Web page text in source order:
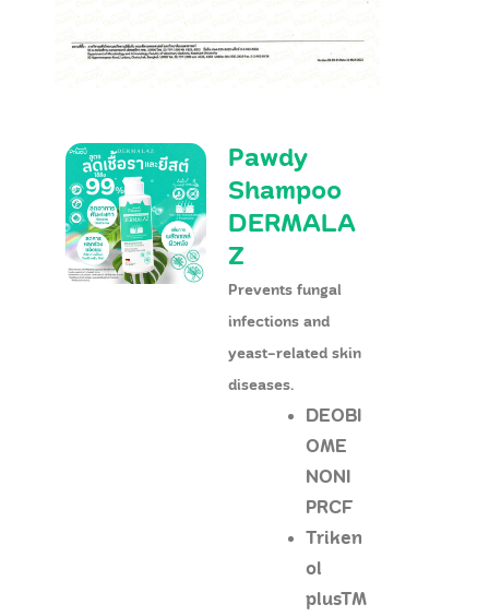
Pawdy
Shampoo
DERMALA
Z
Prevents fungal
infections and
yeast-related skin
diseases.
DEOBI
OME
NONI
PRCF
Triken
ol
plusTM